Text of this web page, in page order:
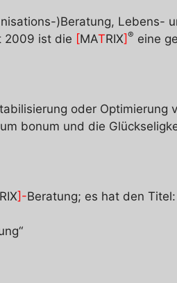
)Beratung, Lebens-
2009 ist die [MATRIX] ® eine
oder Optimierung
bonum und die
RIX]-Beratung; es hat den Titel: